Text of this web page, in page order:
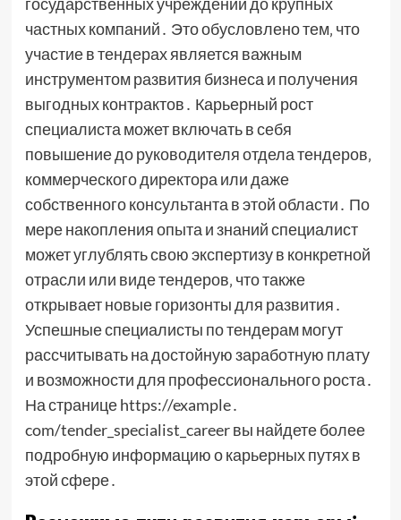
частных компаний․ Это обусловлено тем‚ что
участие в тендерах является важным
инструментом развития бизнеса и получения
выгодных контрактов․ Карьерный рост
специалиста может включать в себя
повышение до руководителя отдела тендеров‚
коммерческого директора или даже
собственного консультанта в этой области․ По
мере накопления опыта и знаний специалист
может углублять свою экспертизу в конкретной
отрасли или виде тендеров‚ что также
открывает новые горизонты для развития․
Успешные специалисты по тендерам могут
рассчитывать на достойную заработную плату
и возможности для профессионального роста․
На странице https://example․
com/tender_specialist_career вы найдете более
подробную информацию о карьерных путях в
этой сфере․